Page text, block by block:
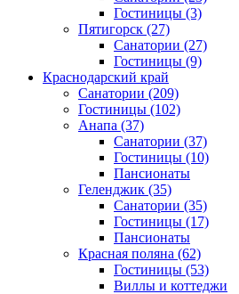
Гостиницы (3)
Пятигорск (27)
Санатории (27)
Гостиницы (9)
Краснодарский край
Санатории (209)
Гостиницы (102)
Анапа (37)
Санатории (37)
Гостиницы (10)
Пансионаты
Геленджик (35)
Санатории (35)
Гостиницы (17)
Пансионаты
Красная поляна (62)
Гостиницы (53)
Виллы и коттеджи